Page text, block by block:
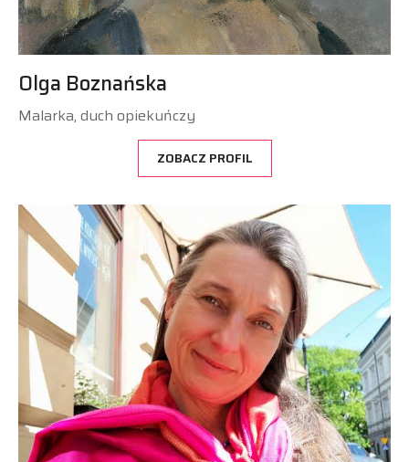
Olga Boznańska
Malarka, duch opiekuńczy
ZOBACZ PROFIL